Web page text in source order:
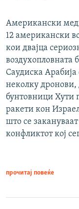
Американски
12 американски
кои двајца
воздухопловната
Саудиска
неколку дронови,
бунтовници Хути
ракети кон
што се
конфликтот кој
прочитај повеќе